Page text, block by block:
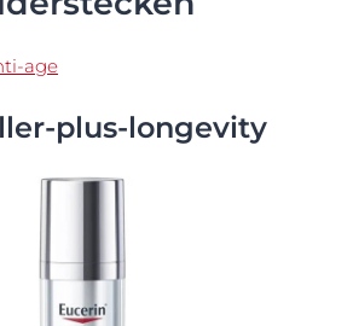
age
plus-longevity